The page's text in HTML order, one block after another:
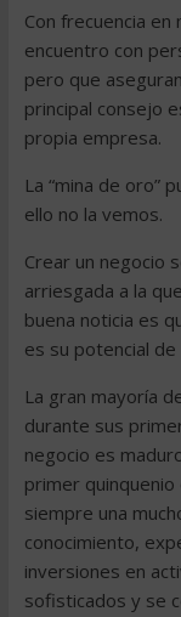
Con frecuencia
encuentro con
pero que
principal consejo
propia empresa.
La “mina de oro”
ello no la vemos.
Crear un negocio
arriesgada a la
buena noticia es
es su potencial de
La gran mayoría
durante sus
negocio es
primer
siempre una
conocimiento,
inversiones en
sofisticados y se